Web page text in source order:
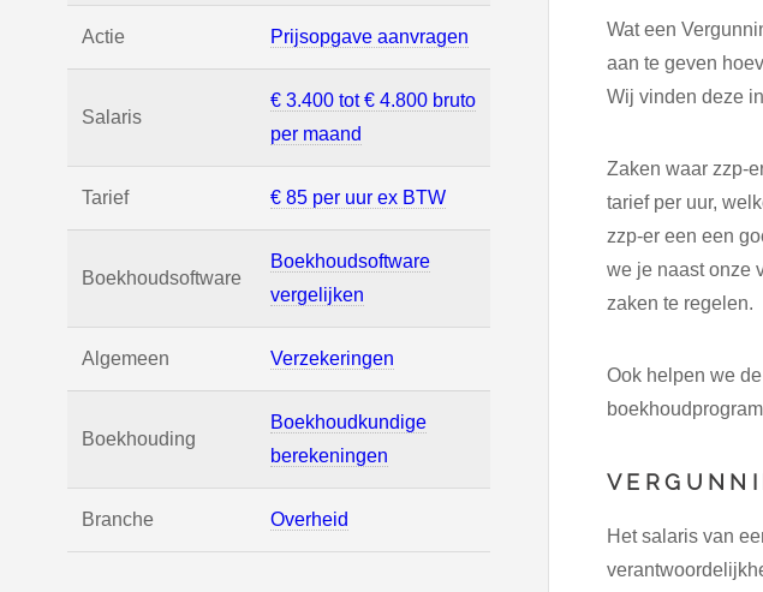
Actie Prijsopgave aanvragen
Salaris
€ 3.400 tot € 4.800 bruto
per maand
Tarief € 85 per uur ex BTW
Boekhoudsoftware
Boekhoudsoftware
vergelijken
Algemeen Verzekeringen
Boekhouding
Boekhoudkundige
berekeningen
Branche Overheid
Wat een
aan te geven
Wij vinden deze
Zaken waar zzp-
tarief per uur,
zzp-er een een
we je naast onze
zaken te regelen.
Ook helpen we
Het salaris van